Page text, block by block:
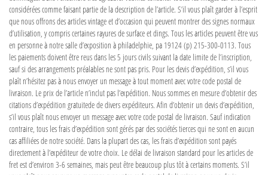
considérées comme faisant partie de la description de l’article. S’il vous plaît garder à l’esprit
que nous offrons des articles vintage et d’occasion qui peuvent montrer des signes normaux
d’utilisation, y compris certaines rayures de surface et dings. Tous les articles peuvent être vus
en personne à notre salle d’exposition à philadelphie, pa 19124 (p) 215-300-0113. Tous
les paiements doivent être reus dans les 5 jours civils suivant la date limite de l’inscription,
sauf si des arrangements préalables ne sont pas pris. Pour les devis d’expédition, s’il vous
plaît n’hésitez pas à nous envoyer un message à tout moment avec votre code postal de
livraison. Le prix de l’article n’inclut pas l’expédition. Nous sommes en mesure d’obtenir des
citations d’expédition gratuitede de divers expéditeurs. Afin d’obtenir un devis d’expédition,
s’il vous plaît nous envoyer un message avec votre code postal de livraison. Sauf indication
contraire, tous les frais d’expédition sont gérés par des sociétés tierces qui ne sont en aucun
cas affiliées de notre société. Dans la plupart des cas, les frais d’expédition sont payés
directement à l’expéditeur de votre choix. Le délai de livraison standard pour les articles de
fret est d’environ 3-6 semaines, mais peut être beaucoup plus tôt à certains moments. S’il